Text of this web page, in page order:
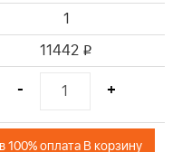
1
11442 i
- +
100% оплата В корзину